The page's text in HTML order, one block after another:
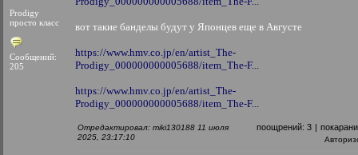
Prodigy
просто класс
Сообщений:
205
вот такие банделы будут у Японцев еще в Августе
https://www.hmv.co.jp/en/artist_The-
Prodigy_000000000005688/item_The-F...
https://www.hmv.co.jp/en/artist_The-
Prodigy_000000000005688/item_The-F...
Отредактировал: miki130188 11 июля
2025, 23:17:10
поощрений: 3 |